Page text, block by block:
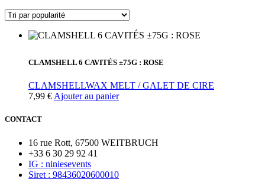
CLAMSHELL 6 CAVITÉS ±75G : ROSE
CLAMSHELLWAX MELT / GALET DE CIRE
7,99 € Ajouter au panier
CONTACT
16 rue Rott, 67500 WEITBRUCH
+33 6 30 29 92 41
IG : niniesevents
Siret : 98436020600010